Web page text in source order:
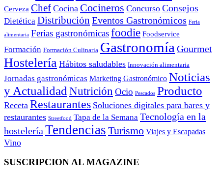
Cerveza Chef Cocina Cocineros Concurso Consejos
Dietética Distribución Eventos Gastronómicos Feria
alimentaria Ferias gastronómicasfoodie Foodservice
Formación Formación Culinaria Gastronomía Gourmet
Hostelería Hábitos saludables Innovación alimentaria
Jornadas gastronómicas Marketing Gastronómico Noticias
y Actualidad Nutrición Ocio Pescados Producto
Receta Restaurantes Soluciones digitales para bares y
restaurantes Streetfood Tapa de la Semana Tecnología en la
hostelería Tendencias Turismo Viajes y Escapadas
Vino
SUSCRIPCION AL MAGAZINE